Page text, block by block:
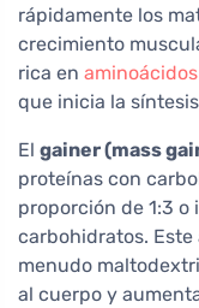
rápidamente los
crecimiento
rica en aminoácidos
que inicia la
El gainer (mass
proteínas con
proporción de 1:3 o
carbohidratos. Este
menudo
al cuerpo y